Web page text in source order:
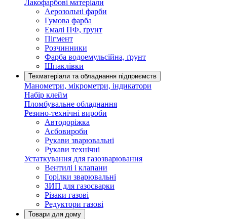
Лакофарбові матеріали
Аерозольні фарби
Гумова фарба
Емалі ПФ, ґрунт
Пігмент
Розчинники
Фарба водоемульсійна, ґрунт
Шпаклівки
Техматеріали та обладнання підприємств
Манометри, мікрометри, індикатори
Набір клейм
Пломбувальне обладнання
Резино-технічні вироби
Автодоріжка
Асбовироби
Рукави зварювальні
Рукави технічні
Устаткування для газозварювання
Вентилі і клапани
Горілки зварювальні
ЗИП для газосварки
Різаки газові
Редуктори газові
Товари для дому